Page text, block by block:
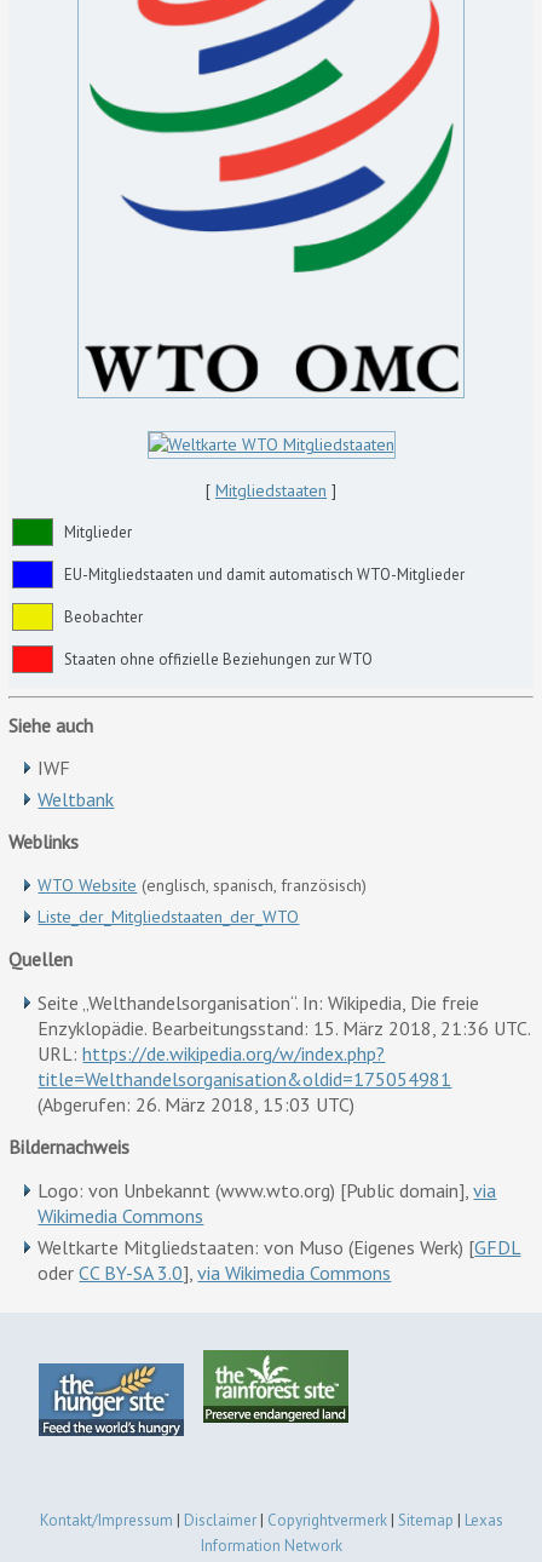
[ Mitgliedstaaten ]
Mitglieder
EU-Mitgliedstaaten und damit automatisch WTO-Mitglieder
Beobachter
Staaten ohne offizielle Beziehungen zur WTO
Siehe auch
IWF
Weltbank
Weblinks
WTO Website (englisch, spanisch, französisch)
Liste_der_Mitgliedstaaten_der_WTO
Quellen
Seite „Welthandelsorganisation“. In: Wikipedia, Die freie
Enzyklopädie. Bearbeitungsstand: 15. März 2018, 21:36 UTC.
URL:https://de.wikipedia.org/w/index.php?
title=Welthandelsorganisation&oldid=175054981
(Abgerufen: 26. März 2018, 15:03 UTC)
Bildernachweis
Logo: von Unbekannt (www.wto.org) [Public domain],via
Wikimedia Commons
Weltkarte Mitgliedstaaten: von Muso (Eigenes Werk) [GFDL
oderCC BY-SA 3.0],via Wikimedia Commons
Kontakt/Impressum | Disclaimer| Copyrightvermerk| Sitemap | Lexas
Information Network